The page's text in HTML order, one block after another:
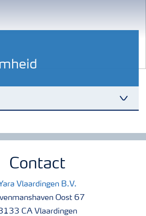
zijnContact
Vlaardingen B.V.
Oost 67
CA Vlaardingen